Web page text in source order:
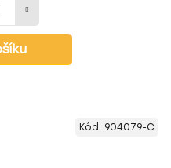
Kód: 904079-C